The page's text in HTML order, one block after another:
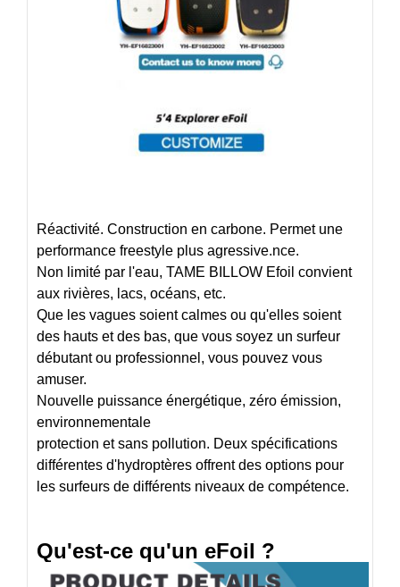
Réactivité. Construction en carbone. Permet une
performance freestyle plus agressive.nce.
Non limité par l'eau, TAME BILLOW Efoil convient
aux rivières, lacs, océans, etc.
Que les vagues soient calmes ou qu'elles soient
des hauts et des bas, que vous soyez un surfeur
débutant ou professionnel, vous pouvez vous
amuser.
Nouvelle puissance énergétique, zéro émission,
environnementale
protection et sans pollution. Deux spécifications
différentes d'hydroptères offrent des options pour
les surfeurs de différents niveaux de compétence.
Qu'est-ce qu'un eFoil ?